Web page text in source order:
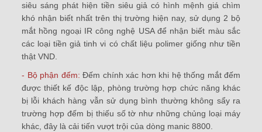
siêu sáng phát hiện tiền siêu giả có hình mệnh giá chìm
khó nhận biết nhất trên thị trường hiện nay, sử dụng 2 bộ
mắt hồng ngoại IR công nghệ USA để nhận biết màu sắc
các loại tiền giả tinh vi có chất liệu polimer giống như tiền
thật VND.
- Bộ phận đếm: Đếm chính xác hơn khi hệ thống mắt đếm
được thiết kế độc lập, phòng trường hợp chức năng khác
bị lỗi khách hàng vẫn sử dụng bình thường không sẩy ra
trường hợp đếm bị thiếu số tờ như những chủng loại máy
khác, đây là cải tiến vượt trội của dòng manic 8800